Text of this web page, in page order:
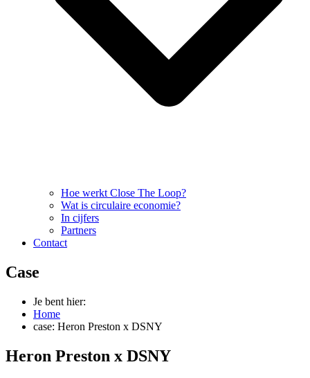
Hoe werkt Close The Loop?
Wat is circulaire economie?
In cijfers
Partners
Contact
Case
Je bent hier:
Home
case: Heron Preston x DSNY
Heron Preston x DSNY